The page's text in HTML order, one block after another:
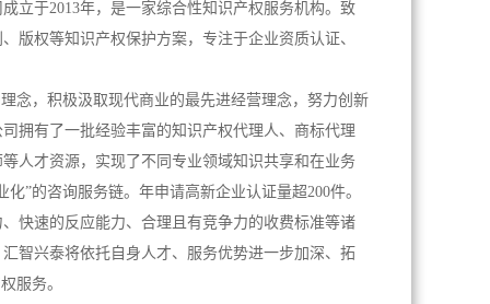
立于2013年，是一家综合性知识产权服务机构。致
版权等知识产权保护方案，专注于企业资质认证、
念，积极汲取现代商业的最先进经营理念，努力创新
拥有了一批经验丰富的知识产权代理人、商标代理
人才资源，实现了不同专业领域知识共享和在业务
”的咨询服务链。年申请高新企业认证量超200件。
快速的反应能力、合理且有竞争力的收费标准等诸
智兴泰将依托自身人才、服务优势进一步加深、拓
服务。